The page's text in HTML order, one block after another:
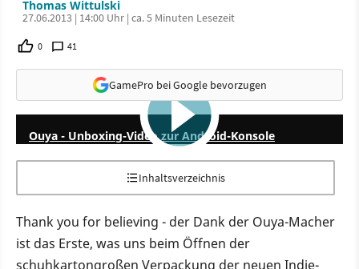
Thomas Wittulski
27.06.2013 | 14:00 Uhr | ca. 5 Minuten Lesezeit
0 41
GamePro bei Google bevorzugen
6:42
Ouya - Unboxing-Video zur Android-Konsole
Inhaltsverzeichnis
Thank you for believing - der Dank der Ouya-Macher
ist das Erste, was uns beim Öffnen der
schuhkartongroßen Verpackung der neuen Indie-